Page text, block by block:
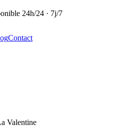
24h/24 · 7j/7
Contact
Valentine